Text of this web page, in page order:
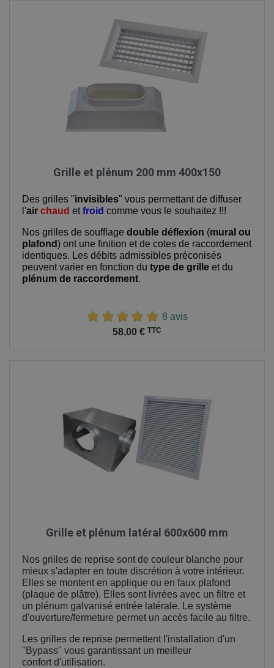
Grille et plénum 200 mm 400x150
Des grilles "invisibles" vous permettant de diffuser
l'air chaud etfroid comme vous le souhaitez !!!
Nos grilles de soufflage double déflexion (mural ou
plafond) ont une finition et de cotes de raccordement
identiques. Les débits admissibles préconisés
peuvent varier en fonction du type de grille et du
plénum de raccordement.
8 avis
58,00 € TTC
Grille et plénum latéral 600x600 mm
Nos grilles de reprise sont de couleur blanche pour
mieux s'adapter en toute discrétion à votre intérieur.
Elles se montent en applique ou en faux plafond
(plaque de plâtre). Elles sont livrées avec un filtre et
un plénum galvanisé entrée latérale. Le système
d'ouverture/fermeture permet un accès facile au filtre.
Les grilles de reprise permettent l'installation d'un
"Bypass" vous garantissant un meilleur
confort d'utilisation.